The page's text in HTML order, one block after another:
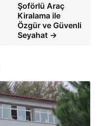
Şoförlü Araç
Kiralama ile
Özgür ve Güvenli
Seyahat →